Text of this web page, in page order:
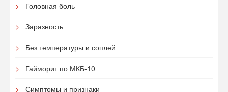
Головная боль
Заразность
Без температуры и соплей
Гайморит по МКБ-10
Симптомы и признаки